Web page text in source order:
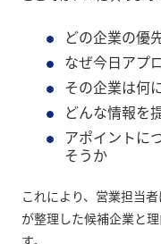
どの企業の優
なぜ今日アプ
その企業は何
どんな情報を
アポイントに
そうか
これにより、営業担当
が整理した候補企業と
す。